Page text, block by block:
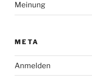
Meinung
META
Anmelden